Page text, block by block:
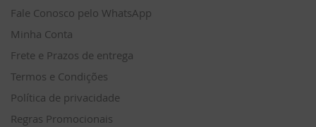
Fale Conosco pelo WhatsApp
Minha Conta
Frete e Prazos de entrega
Termos e Condições
Política de privacidade
Regras Promocionais